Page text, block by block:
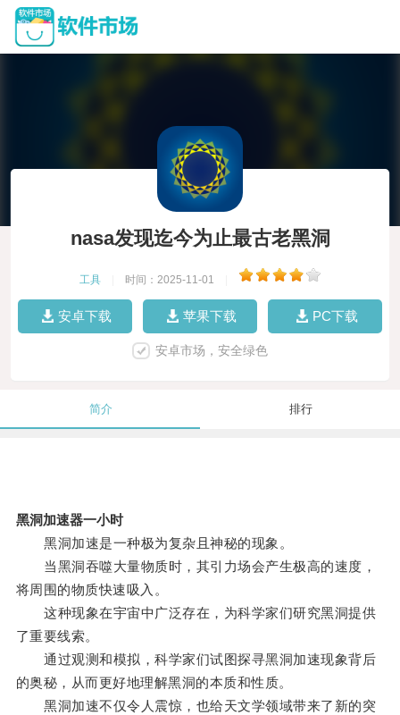
nasa发现迄今为止最古老黑洞
工具 时间：2025-11-01
安卓下载 苹果下载 PC下载
安卓市场，安全绿色
简介 排行
黑洞加速器一小时
黑洞加速是一种极为复杂且神秘的现象。
当黑洞吞噬大量物质时，其引力场会产生极高的速度，
将周围的物质快速吸入。
这种现象在宇宙中广泛存在，为科学家们研究黑洞提供
了重要线索。
通过观测和模拟，科学家们试图探寻黑洞加速现象背后
的奥秘，从而更好地理解黑洞的本质和性质。
黑洞加速不仅令人震惊，也给天文学领域带来了新的突